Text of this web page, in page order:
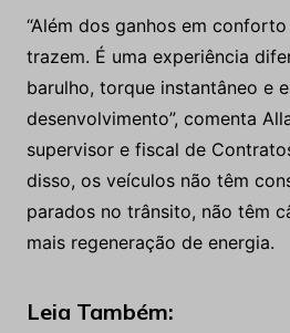
“Além dos ganhos em
trazem. É uma experiência
barulho, torque instantâneo e
desenvolvimento”, comenta
supervisor e fiscal de
disso, os veículos não têm
parados no trânsito, não têm
mais regeneração de energia.
Leia Também: